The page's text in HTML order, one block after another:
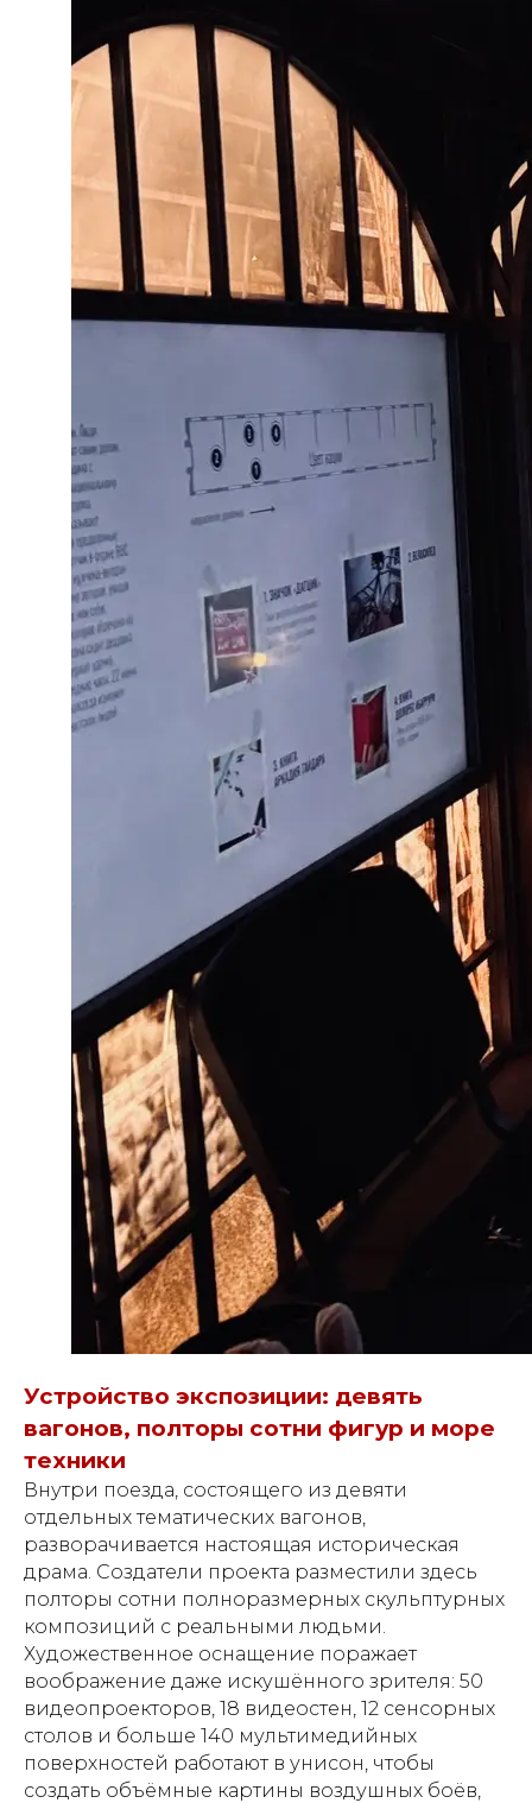
Устройство экспозиции: девять
вагонов, полторы сотни фигур и море
техники
Внутри поезда, состоящего из девяти
отдельных тематических вагонов,
разворачивается настоящая историческая
драма. Создатели проекта разместили здесь
полторы сотни полноразмерных скульптурных
композиций с реальными людьми.
Художественное оснащение поражает
воображение даже искушённого зрителя: 50
видеопроекторов, 18 видеостен, 12 сенсорных
столов и больше 140 мультимедийных
поверхностей работают в унисон, чтобы
создать объёмные картины воздушных боёв,